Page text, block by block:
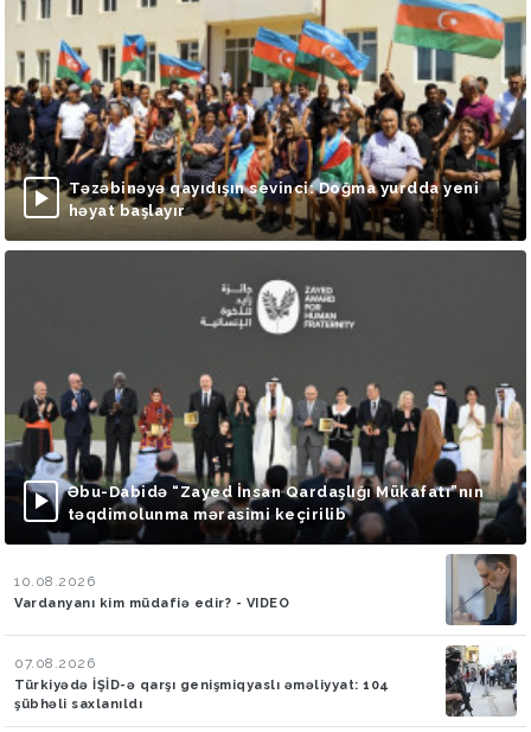
Təzəbinəyə qayıdışın sevinci: Doğma yurdda yeni
həyat başlayır
Əbu-Dabidə “Zayed İnsan Qardaşlığı Mükafatı”nın
təqdimolunma mərasimi keçirilib
10.08.2026
Vardanyanı kim müdafiə edir? - VIDEO
07.08.2026
Türkiyədə İŞİD-ə qarşı genişmiqyaslı əməliyyat: 104
şübhəli saxlanıldı